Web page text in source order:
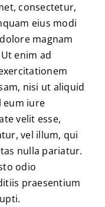
consectetur,
eius modi
magnam
enim ad
nisi ut aliquid
eum iure
velit esse,
vel illum, qui
nulla pariatur.
odio
praesentium